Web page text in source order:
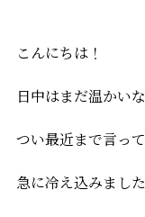
こんにちは！
日中はまだ温かい
つい最近まで言っ
急に冷え込みまし